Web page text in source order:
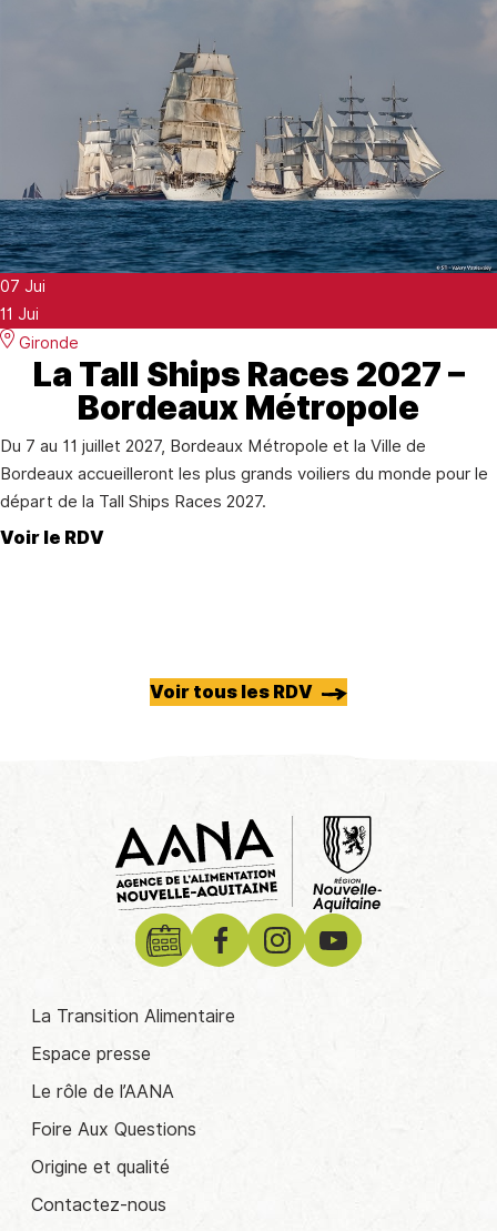
07 Jui
11 Jui
Gironde
La Tall Ships Races 2027 –
Bordeaux Métropole
Du 7 au 11 juillet 2027, Bordeaux Métropole et la Ville de
Bordeaux accueilleront les plus grands voiliers du monde pour le
départ de la Tall Ships Races 2027.
Voir le RDV
Voir tous les RDV
La Transition Alimentaire
Espace presse
Le rôle de l’AANA
Foire Aux Questions
Origine et qualité
Contactez-nous